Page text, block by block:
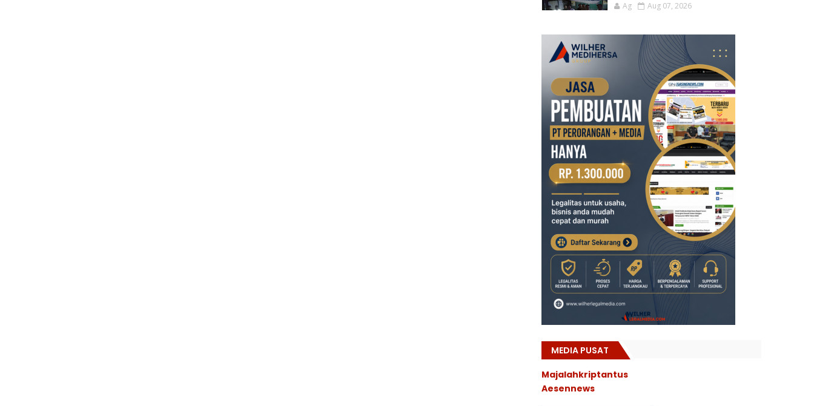
Ag Aug 07, 2026
MEDIA PUSAT
Majalahkriptantus
Aesennews